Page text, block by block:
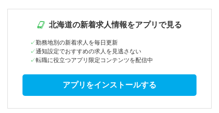
北海道の新着求人情報をアプリで見る
勤務地別の新着求人を毎日更新
通知設定でおすすめの求人を見逃さない
転職に役立つアプリ限定コンテンツを配信中
アプリをインストールする